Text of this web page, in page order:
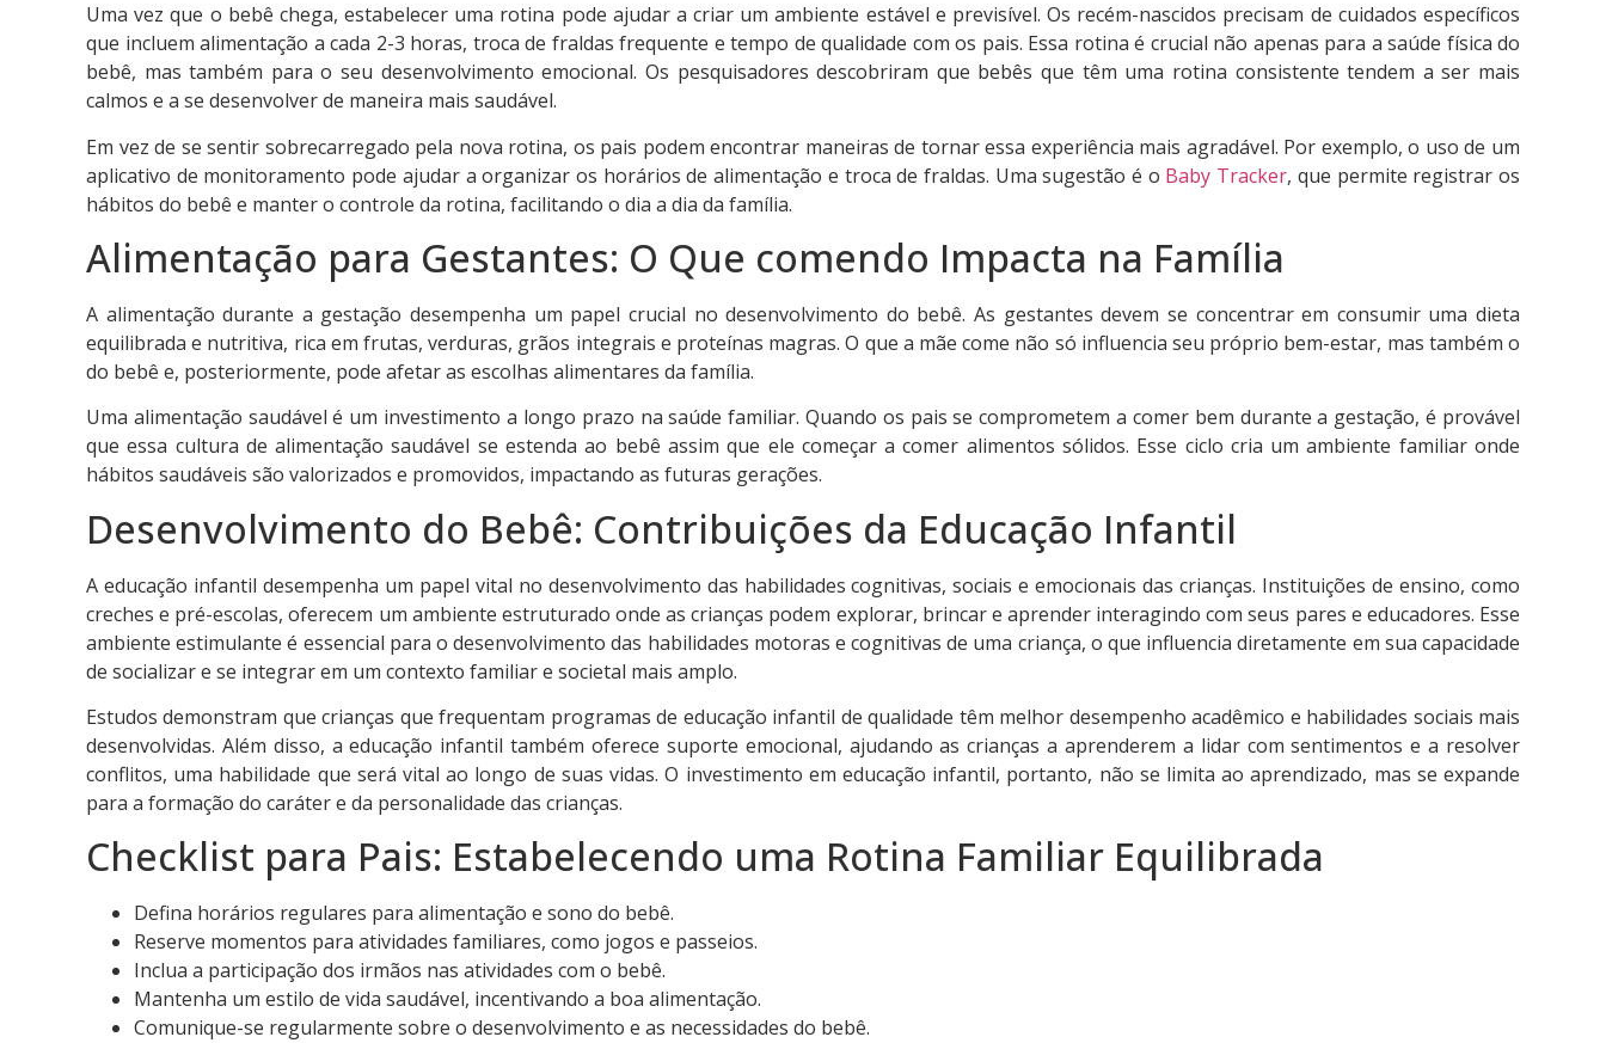
Uma vez que o bebê chega, estabelecer uma rotina pode ajudar a criar um ambiente estável e previsível. Os recém-nascidos precisam de cuidados específicos
que incluem alimentação a cada 2-3 horas, troca de fraldas frequente e tempo de qualidade com os pais. Essa rotina é crucial não apenas para a saúde física do
bebê, mas também para o seu desenvolvimento emocional. Os pesquisadores descobriram que bebês que têm uma rotina consistente tendem a ser mais
calmos e a se desenvolver de maneira mais saudável.
Em vez de se sentir sobrecarregado pela nova rotina, os pais podem encontrar maneiras de tornar essa experiência mais agradável. Por exemplo, o uso de um
aplicativo de monitoramento pode ajudar a organizar os horários de alimentação e troca de fraldas. Uma sugestão é o Baby Tracker, que permite registrar os
hábitos do bebê e manter o controle da rotina, facilitando o dia a dia da família.
Alimentação para Gestantes: O Que comendo Impacta na Família
A alimentação durante a gestação desempenha um papel crucial no desenvolvimento do bebê. As gestantes devem se concentrar em consumir uma dieta
equilibrada e nutritiva, rica em frutas, verduras, grãos integrais e proteínas magras. O que a mãe come não só influencia seu próprio bem-estar, mas também o
do bebê e, posteriormente, pode afetar as escolhas alimentares da família.
Uma alimentação saudável é um investimento a longo prazo na saúde familiar. Quando os pais se comprometem a comer bem durante a gestação, é provável
que essa cultura de alimentação saudável se estenda ao bebê assim que ele começar a comer alimentos sólidos. Esse ciclo cria um ambiente familiar onde
hábitos saudáveis são valorizados e promovidos, impactando as futuras gerações.
Desenvolvimento do Bebê: Contribuições da Educação Infantil
A educação infantil desempenha um papel vital no desenvolvimento das habilidades cognitivas, sociais e emocionais das crianças. Instituições de ensino, como
creches e pré-escolas, oferecem um ambiente estruturado onde as crianças podem explorar, brincar e aprender interagindo com seus pares e educadores. Esse
ambiente estimulante é essencial para o desenvolvimento das habilidades motoras e cognitivas de uma criança, o que influencia diretamente em sua capacidade
de socializar e se integrar em um contexto familiar e societal mais amplo.
Estudos demonstram que crianças que frequentam programas de educação infantil de qualidade têm melhor desempenho acadêmico e habilidades sociais mais
desenvolvidas. Além disso, a educação infantil também oferece suporte emocional, ajudando as crianças a aprenderem a lidar com sentimentos e a resolver
conflitos, uma habilidade que será vital ao longo de suas vidas. O investimento em educação infantil, portanto, não se limita ao aprendizado, mas se expande
para a formação do caráter e da personalidade das crianças.
Checklist para Pais: Estabelecendo uma Rotina Familiar Equilibrada
Defina horários regulares para alimentação e sono do bebê.
Reserve momentos para atividades familiares, como jogos e passeios.
Inclua a participação dos irmãos nas atividades com o bebê.
Mantenha um estilo de vida saudável, incentivando a boa alimentação.
Comunique-se regularmente sobre o desenvolvimento e as necessidades do bebê.